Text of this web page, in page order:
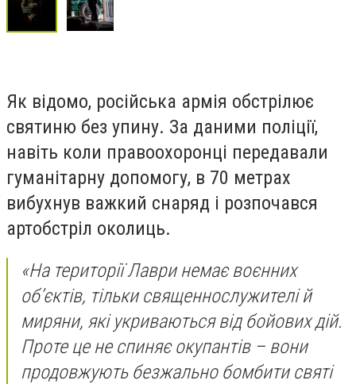
Як відомо, російська армія обстрілює
святиню без упину. За даними поліції,
навіть коли правоохоронці передавали
гуманітарну допомогу, в 70 метрах
вибухнув важкий снаряд і розпочався
артобстріл околиць.
«На території Лаври немає воєнних
об’єктів, тільки священнослужителі й
миряни, які укриваються від бойових дій.
Проте це не спиняє окупантів – вони
продовжують безжально бомбити святі